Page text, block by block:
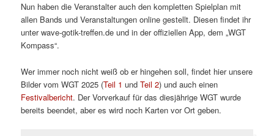
Nun haben die Veranstalter auch den kompletten Spielplan mit
allen Bands und Veranstaltungen online gestellt. Diesen findet ihr
unter wave-gotik-treffen.de und in der offiziellen App, dem „WGT
Kompass“.
Wer immer noch nicht weiß ob er hingehen soll, findet hier unsere
Bilder vom WGT 2025 (Teil 1 undTeil 2) und auch einen
Festivalbericht. Der Vorverkauf für das diesjährige WGT wurde
bereits beendet, aber es wird noch Karten vor Ort geben.